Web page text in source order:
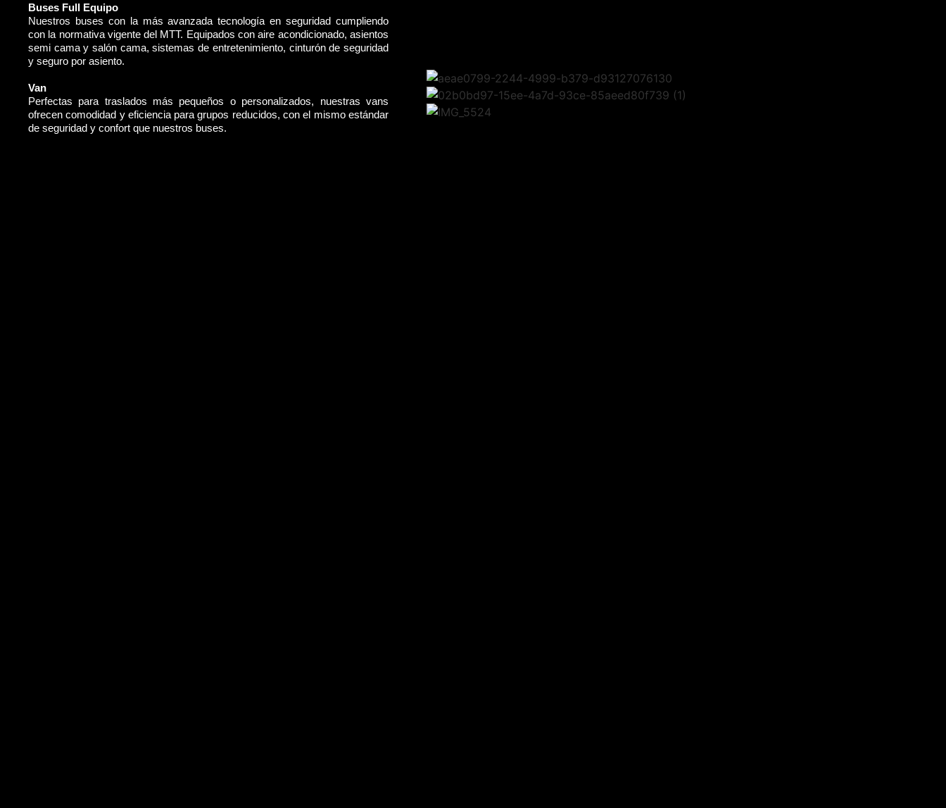
Buses Full Equipo
Nuestros buses con la más avanzada tecnología en seguridad cumpliendo
con la normativa vigente del MTT. Equipados con aire acondicionado, asientos
semi cama y salón cama, sistemas de entretenimiento, cinturón de seguridad
y seguro por asiento.
Van
Perfectas para traslados más pequeños o personalizados, nuestras vans
ofrecen comodidad y eficiencia para grupos reducidos, con el mismo estándar
de seguridad y confort que nuestros buses.